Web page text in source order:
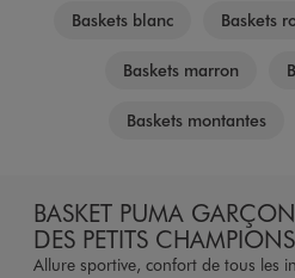
Baskets blanc Baskets
Baskets marron
Baskets montantes
BASKET PUMA
DES PETITS CHAMPIONS
Allure sportive, confort de tous les